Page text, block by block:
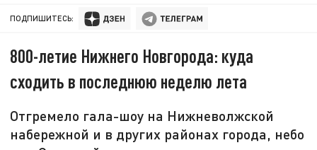
ПОДПИШИТЕСЬ:
800-летие Нижнего Новгорода: куда
сходить в последнюю неделю лета
Отгремело гала-шоу на Нижневолжской
набережной и в других районах города, небо